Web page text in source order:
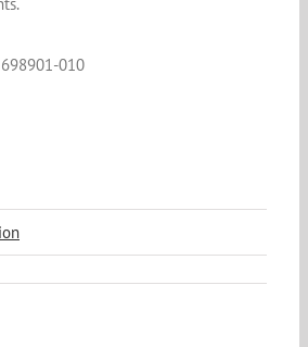
698901-010